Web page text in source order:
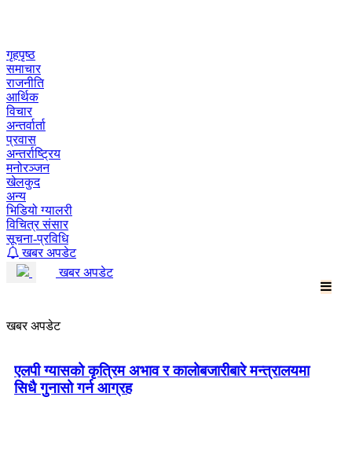
गृहपृष्ठ
समाचार
राजनीति
आर्थिक
विचार
अन्तर्वार्ता
प्रवास
अन्तर्राष्ट्रिय
मनोरञ्जन
खेलकुद
अन्य
भिडियो ग्यालरी
विचित्र संसार
सूचना-प्रविधि
खबर अपडेट
खबर अपडेट
खबर अपडेट
एलपी ग्यासको कृत्रिम अभाव र कालोबजारीबारे मन्त्रालयमा
सिधै गुनासो गर्न आग्रह